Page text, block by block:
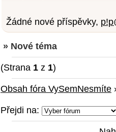
Žádné nové příspěvky,
» Nové téma
(Strana 1 z 1)
Obsah fóra VySemNesmíte
Přejdi na: